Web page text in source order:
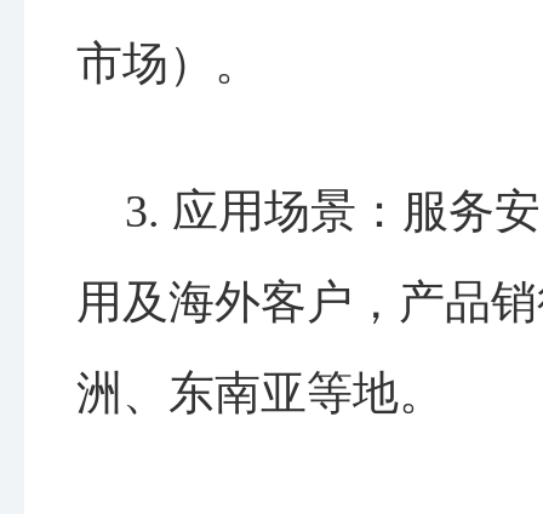
市场）。
3. 应用场景：服务
用及海外客户，产品
洲、东南亚等地。